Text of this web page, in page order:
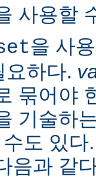
사용할
을 사
요하다.
묶어야
기술하
수도 있
음과 같